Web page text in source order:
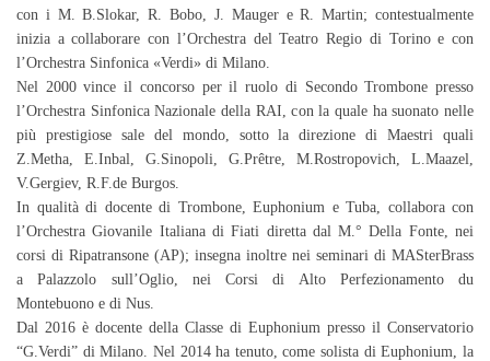
con i M. B.Slokar, R. Bobo, J. Mauger e R. Martin; contestualmente
inizia a collaborare con l’Orchestra del Teatro Regio di Torino e con
l’Orchestra Sinfonica «Verdi» di Milano.
Nel 2000 vince il concorso per il ruolo di Secondo Trombone presso
l’Orchestra Sinfonica Nazionale della RAI, con la quale ha suonato nelle
più prestigiose sale del mondo, sotto la direzione di Maestri quali
Z.Metha, E.Inbal, G.Sinopoli, G.Prêtre, M.Rostropovich, L.Maazel,
V.Gergiev, R.F.de Burgos.
In qualità di docente di Trombone, Euphonium e Tuba, collabora con
l’Orchestra Giovanile Italiana di Fiati diretta dal M.° Della Fonte, nei
corsi di Ripatransone (AP); insegna inoltre nei seminari di MASterBrass
a Palazzolo sull’Oglio, nei Corsi di Alto Perfezionamento du
Montebuono e di Nus.
Dal 2016 è docente della Classe di Euphonium presso il Conservatorio
“G.Verdi” di Milano. Nel 2014 ha tenuto, come solista di Euphonium, la